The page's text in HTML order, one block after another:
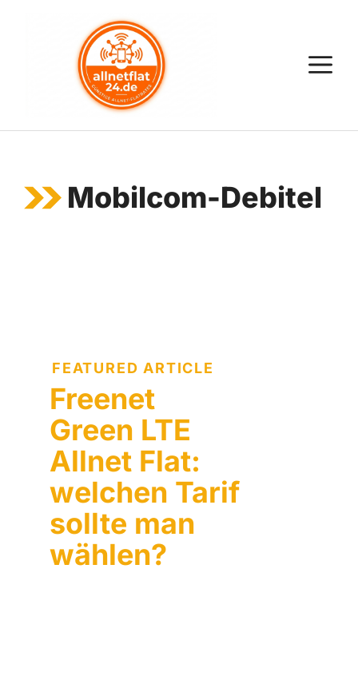
Mobilcom-Debitel
FEATURED ARTICLE
Freenet
Green LTE
Allnet Flat:
welchen Tarif
sollte man
wählen?